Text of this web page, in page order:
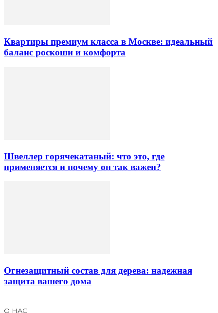
Квартиры премиум класса в Москве: идеальный
баланс роскоши и комфорта
Швеллер горячекатаный: что это, где
применяется и почему он так важен?
Огнезащитный состав для дерева: надежная
защита вашего дома
О НАС